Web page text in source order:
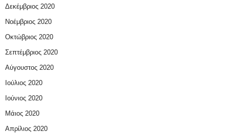
Δεκέμβριος 2020
Νοέμβριος 2020
Οκτώβριος 2020
Σεπτέμβριος 2020
Αύγουστος 2020
Ιούλιος 2020
Ιούνιος 2020
Μάιος 2020
Απρίλιος 2020